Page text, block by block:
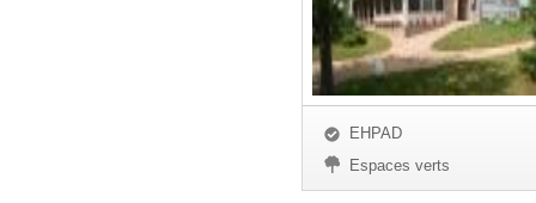
EHPAD
Espaces verts